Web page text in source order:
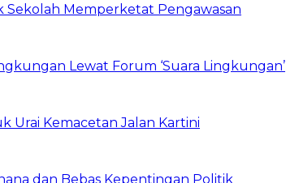
Sekolah Memperketat Pengawasan
Lewat Forum ‘Suara Lingkungan’
Urai Kemacetan Jalan Kartini
dan Bebas Kepentingan Politik